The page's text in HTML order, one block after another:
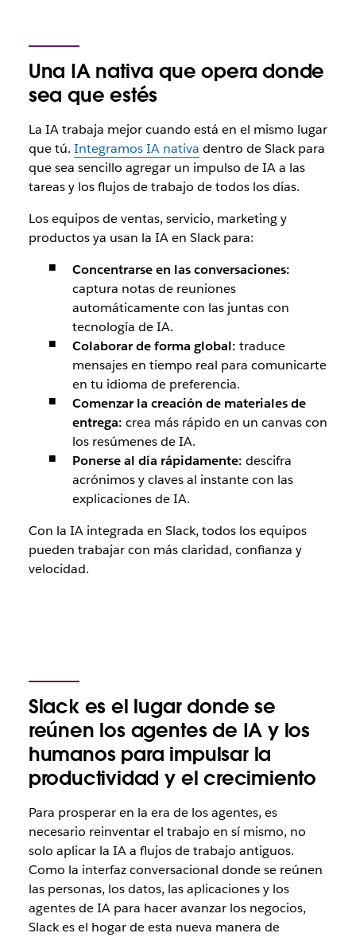
Una IA nativa que opera donde
sea que estés
La IA trabaja mejor cuando está en el mismo lugar
que tú. Integramos IA nativa dentro de Slack para
que sea sencillo agregar un impulso de IA a las
tareas y los flujos de trabajo de todos los días.
Los equipos de ventas, servicio, marketing y
productos ya usan la IA en Slack para:
Concentrarse en las conversaciones:
captura notas de reuniones
automáticamente con las juntas con
tecnología de IA.
Colaborar de forma global: traduce
mensajes en tiempo real para comunicarte
en tu idioma de preferencia.
Comenzar la creación de materiales de
entrega: crea más rápido en un canvas con
los resúmenes de IA.
Ponerse al día rápidamente: descifra
acrónimos y claves al instante con las
explicaciones de IA.
Con la IA integrada en Slack, todos los equipos
pueden trabajar con más claridad, confianza y
velocidad.
Slack es el lugar donde se
reúnen los agentes de IA y los
humanos para impulsar la
productividad y el crecimiento
Para prosperar en la era de los agentes, es
necesario reinventar el trabajo en sí mismo, no
solo aplicar la IA a flujos de trabajo antiguos.
Como la interfaz conversacional donde se reúnen
las personas, los datos, las aplicaciones y los
agentes de IA para hacer avanzar los negocios,
Slack es el hogar de esta nueva manera de